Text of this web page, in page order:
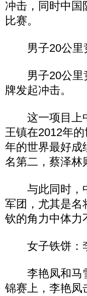
冲击，同时中国
比赛。
男子20公里
男子20公里竞
牌发起冲击。
这一项目上中
王镇在2012年
年的世界最好成
名第二，蔡泽林
与此同时，中
军团，尤其是名
钦的角力中体力
女子铁饼：李
李艳凤和马雪
锦赛上，李艳凤